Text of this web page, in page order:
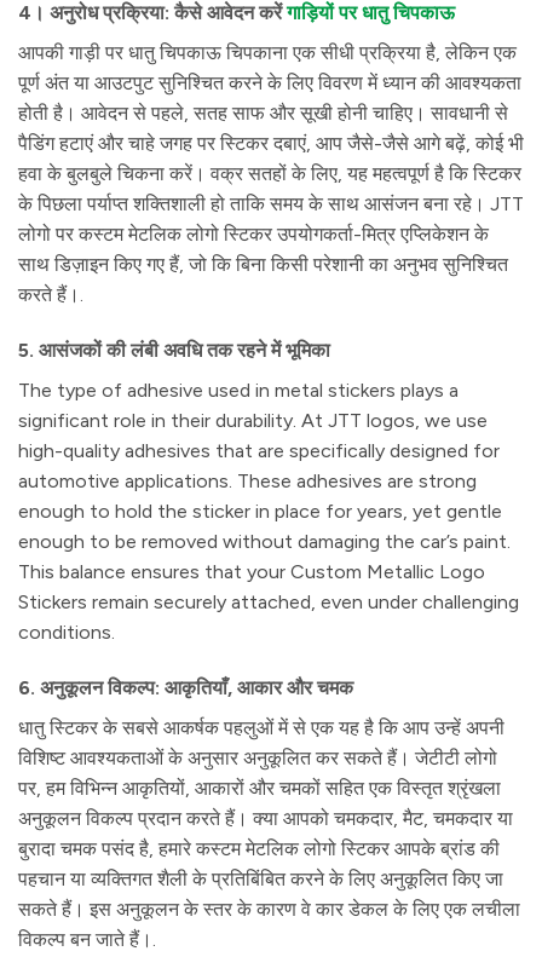
4। अनुरोध प्रक्रिया: कैसे आवेदन करेंगाड़ियों पर धातु चिपकाऊ
आपकी गाड़ी पर धातु चिपकाऊ चिपकाना एक सीधी प्रक्रिया है, लेकिन एक
पूर्ण अंत या आउटपुट सुनिश्चित करने के लिए विवरण में ध्यान की आवश्यकता
होती है। आवेदन से पहले, सतह साफ और सूखी होनी चाहिए। सावधानी से
पैडिंग हटाएं और चाहे जगह पर स्टिकर दबाएं, आप जैसे-जैसे आगे बढ़ें, कोई भी
हवा के बुलबुले चिकना करें। वक्र सतहों के लिए, यह महत्वपूर्ण है कि स्टिकर
के पिछला पर्याप्त शक्तिशाली हो ताकि समय के साथ आसंजन बना रहे। JTT
लोगो पर कस्टम मेटलिक लोगो स्टिकर उपयोगकर्ता-मित्र एप्लिकेशन के
साथ डिज़ाइन किए गए हैं, जो कि बिना किसी परेशानी का अनुभव सुनिश्चित
करते हैं।.
5. आसंजकों की लंबी अवधि तक रहने में भूमिका
The type of adhesive used in metal stickers plays a
significant role in their durability. At JTT logos, we use
high-quality adhesives that are specifically designed for
automotive applications. These adhesives are strong
enough to hold the sticker in place for years, yet gentle
enough to be removed without damaging the car’s paint.
This balance ensures that your Custom Metallic Logo
Stickers remain securely attached, even under challenging
conditions.
6. अनुकूलन विकल्प: आकृतियाँ, आकार और चमक
धातु स्टिकर के सबसे आकर्षक पहलुओं में से एक यह है कि आप उन्हें अपनी
विशिष्ट आवश्यकताओं के अनुसार अनुकूलित कर सकते हैं। जेटीटी लोगो
पर, हम विभिन्न आकृतियों, आकारों और चमकों सहित एक विस्तृत श्रृंखला
अनुकूलन विकल्प प्रदान करते हैं। क्या आपको चमकदार, मैट, चमकदार या
बुरादा चमक पसंद है, हमारे कस्टम मेटलिक लोगो स्टिकर आपके ब्रांड की
पहचान या व्यक्तिगत शैली के प्रतिबिंबित करने के लिए अनुकूलित किए जा
सकते हैं। इस अनुकूलन के स्तर के कारण वे कार डेकल के लिए एक लचीला
विकल्प बन जाते हैं।.